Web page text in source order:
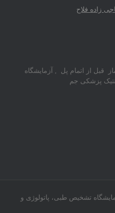
زاده فلاح
قبل از اتمام پل , آزمایشگاه
پزشکی جم
تشخیص طبی، پاتولوژی و